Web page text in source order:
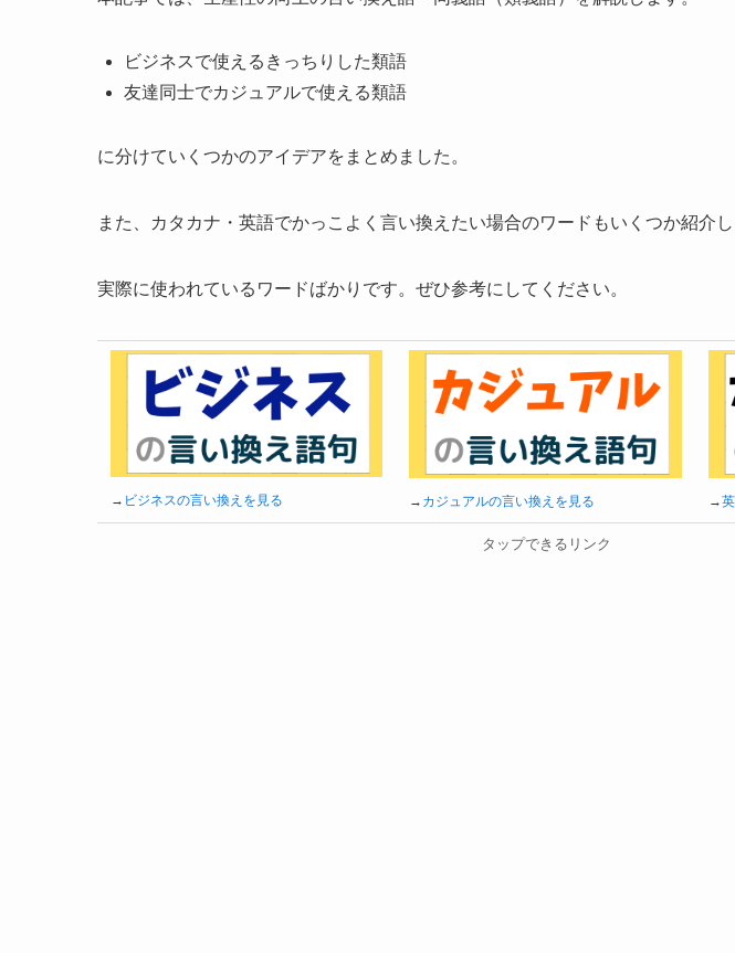
ビジネスで使えるきっちりした類語
友達同士でカジュアルで使える類語
に分けていくつかのアイデアをまとめました。
また、カタカナ・英語でかっこよく言い換えたい場合のワードもいくつか紹介し
実際に使われているワードばかりです。ぜひ参考にしてください。
→ ビジネスの言い換えを見る → カジュアルの言い換えを見る →
タップできるリンク